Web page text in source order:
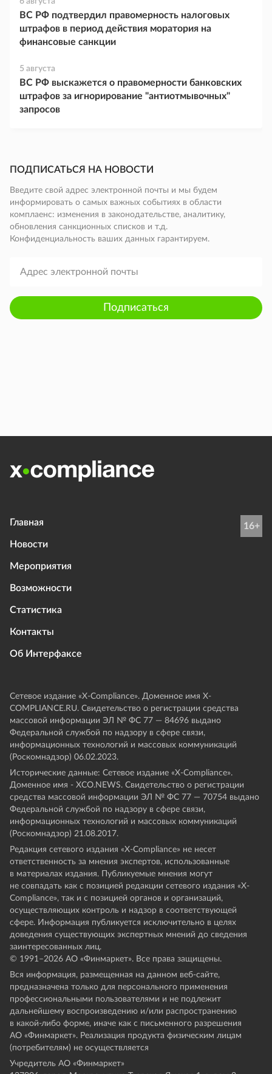
ВС РФ подтвердил правомерность налоговых
штрафов в период действия моратория на
финансовые санкции
5 августа
ВС РФ выскажется о правомерности банковских
штрафов за игнорирование "антиотмывочных"
запросов
ПОДПИСАТЬСЯ НА НОВОСТИ
Введите свой адрес электронной почты и мы будем
информировать о самых важных событиях в области
комплаенс: изменения в законодательстве, аналитику,
обновления санкционных списков и т.д.
Конфиденциальность ваших данных гарантируем.
Подписаться
Главная
Новости
Мероприятия
Возможности
Статистика
Контакты
Об Интерфаксе
16+
Сетевое издание «Х-Compliance». Доменное имя X-
COMPLIANCE.RU. Свидетельство о регистрации средства
массовой информации ЭЛ № ФС 77 — 84696 выдано
Федеральной службой по надзору в сфере связи,
информационных технологий и массовых коммуникаций
(Роскомнадзор) 06.02.2023.
Исторические данные: Сетевое издание «Х-Compliance».
Доменное имя - XCO.NEWS. Свидетельство о регистрации
средства массовой информации ЭЛ № ФС 77 — 70754 выдано
Федеральной службой по надзору в сфере связи,
информационных технологий и массовых коммуникаций
(Роскомнадзор) 21.08.2017.
Редакция сетевого издания «X-Compliance» не несет
ответственность за мнения экспертов, использованные
в материалах издания. Публикуемые мнения могут
не совпадать как с позицией редакции сетевого издания «X-
Compliance», так и с позицией органов и организаций,
осуществляющих контроль и надзор в соответствующей
сфере. Информация публикуется исключительно в целях
доведения существующих экспертных мнений до сведения
заинтересованных лиц.
© 1991–2026 АО «Финмаркет». Все права защищены.
Вся информация, размещенная на данном веб-сайте,
предназначена только для персонального применения
профессиональными пользователями и не подлежит
дальнейшему воспроизведению и/или распространению
в какой-либо форме, иначе как с письменного разрешения
АО «Финмаркет». Реализация продукта физическим лицам
(потребителям) не осуществляется
Учредитель АО «Финмаркет»